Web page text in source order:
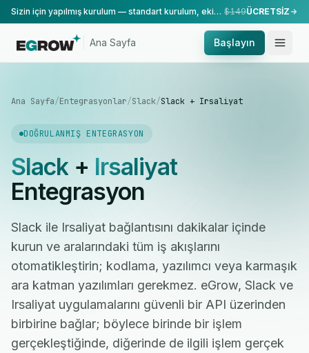
Sizin için yapılmış kurulum — standart kurulum, ekibimiz tarafından yapılır. $149ÜCRETSİZ
Ana Sayfa Başlayın
Ana Sayfa/Entegrasyonlar/Slack/Slack + Irsaliyat
DOĞRULANMIŞ ENTEGRASYON
Slack+ Irsaliyat
Entegrasyon
Slack ile Irsaliyat bağlantısını dakikalar içinde
kurun ve aralarındaki tüm iş akışlarını
otomatikleştirin; kodlama, yazılımcı veya karmaşık
ara katman yazılımları gerekmez. eGrow, Slack ve
Irsaliyat uygulamalarını güvenli bir API üzerinden
birbirine bağlar; böylece birinde bir işlem
gerçekleştiğinde, diğerinde de ilgili işlem gerçek